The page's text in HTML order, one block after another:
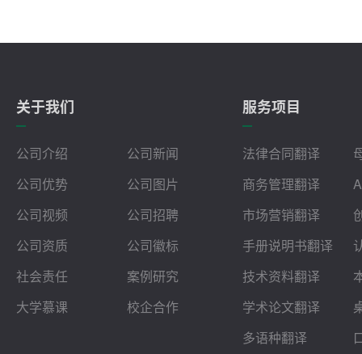
关于我们
公司介绍
公司新闻
公司优势
公司图片
公司视频
公司招聘
公司资质
公司徽标
社会责任
案例研究
大学慕课
校企合作
服务项目
法律合同翻译
商务管理翻译
市场营销翻译
手册说明书翻译
技术资料翻译
学术论文翻译
多语种翻译